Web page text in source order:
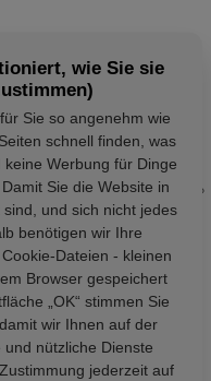
wie Sie sie
Sie so angenehm wie
schnell finden, was
Werbung für Dinge
Sie die Website in
und sich nicht jedes
benötigen wir Ihre
Dateien - kleinen
Browser gespeichert
„OK“ stimmen Sie
wir Ihnen auf der
nützliche Dienste
jederzeit auf